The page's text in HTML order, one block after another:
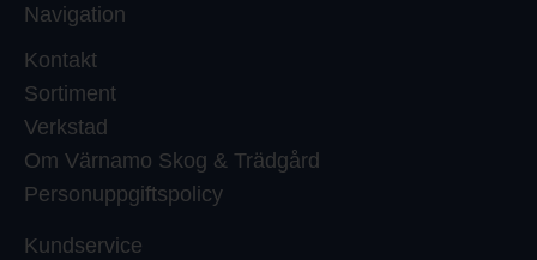
Navigation
Kontakt
Sortiment
Verkstad
Om Värnamo Skog & Trädgård
Personuppgiftspolicy
Kundservice